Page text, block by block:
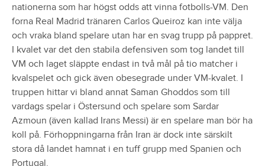
nationerna som har högst odds att vinna fotbolls-VM. Den
forna Real Madrid tränaren Carlos Queiroz kan inte välja
och vraka bland spelare utan har en svag trupp på pappret.
I kvalet var det den stabila defensiven som tog landet till
VM och laget släppte endast in två mål på tio matcher i
kvalspelet och gick även obesegrade under VM-kvalet. I
truppen hittar vi bland annat Saman Ghoddos som till
vardags spelar i Östersund och spelare som Sardar
Azmoun (även kallad Irans Messi) är en spelare man bör ha
koll på. Förhoppningarna från Iran är dock inte särskilt
stora då landet hamnat i en tuff grupp med Spanien och
Portugal.